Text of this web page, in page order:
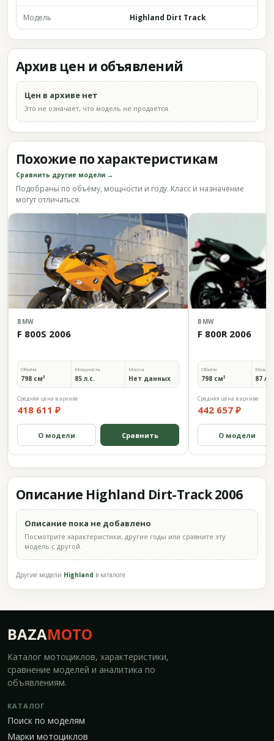
Модель Highland Dirt Track
Архив цен и объявлений
Цен в архиве нет
Это не означает, что модель не продаётся.
Похожие по характеристикам
Сравнить другие модели →
Подобраны по объёму, мощности и году. Класс и назначение
могут отличаться.
BMW
F 800S 2006
Объём
798 см³
Мощность
85 л.с.
Масса
Нет данных
Средняя цена в архиве
418 611 ₽
О модели Сравнить
BMW
F 800R 2006
Объём
798 см³ 87
Средняя цена в архиве
442 657 ₽
О модели
Описание Highland Dirt-Track 2006
Описание пока не добавлено
Посмотрите характеристики, другие годы или сравните эту
модель с другой.
Другие модели Highland в каталоге
BAZAMOTO
Каталог мотоциклов, характеристики,
сравнение моделей и аналитика по
объявлениям.
КАТАЛОГ
Поиск по моделям
Марки мотоциклов